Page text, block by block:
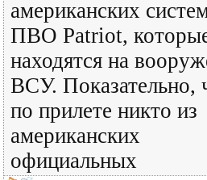
американских
ПВО Patriot,
находятся на
ВСУ. Показательно,
по прилете никто из
американских
официальных